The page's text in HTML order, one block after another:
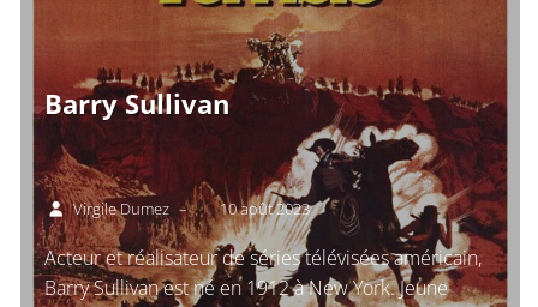
Barry Sullivan
Virgile Dumez – 10 août 2023
Acteur et réalisateur de séries télévisées américain,
Barry Sullivan est né en 1912 à New York. Jeune